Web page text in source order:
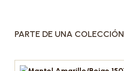
PARTE DE UNA COLECCIÓN